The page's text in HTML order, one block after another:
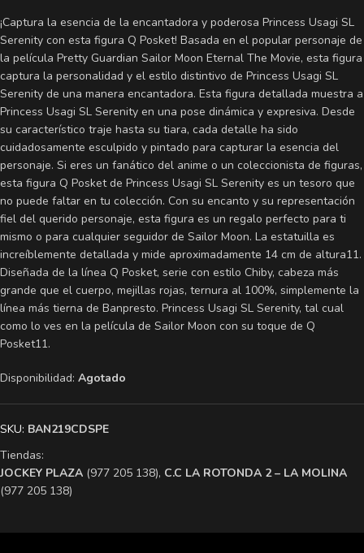
¡Captura la esencia de la encantadora y poderosa Princess Usagi SL
Serenity con esta figura Q Posket! Basada en el popular personaje de
la película Pretty Guardian Sailor Moon Eternal The Movie, esta figura
captura la personalidad y el estilo distintivo de Princess Usagi SL
Serenity de una manera encantadora. Esta figura detallada muestra a
Princess Usagi SL Serenity en una pose dinámica y expresiva. Desde
su característico traje hasta su tiara, cada detalle ha sido
cuidadosamente esculpido y pintado para capturar la esencia del
personaje. Si eres un fanático del anime o un coleccionista de figuras,
esta figura Q Posket de Princess Usagi SL Serenity es un tesoro que
no puede faltar en tu colección. Con su encanto y su representación
fiel del querido personaje, esta figura es un regalo perfecto para ti
mismo o para cualquier seguidor de Sailor Moon. La estatuilla es
increíblemente detallada y mide aproximadamente 14 cm de altura11.
Diseñada de la línea Q Posket, serie con estilo Chiby, cabeza más
grande que el cuerpo, mejillas rojas, ternura al 100%, simplemente la
línea más tierna de Banpresto. Princess Usagi SL Serenity, tal cual
como lo ves en la película de Sailor Moon con su toque de Q
Posket11.
Disponibilidad: Agotado
SKU: BAN219CDSPE
Tiendas:
​JOCKEY PLAZA (977 205 138), ​C.C LA ROTONDA 2 – LA MOLINA
(977 205 138)